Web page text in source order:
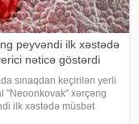
peyvəndi ilk xəstədə
nəticə göstərdi
sınaqdan keçirilən yerli
"Neoonkovak" xərçəng
ilk xəstədə müsbət